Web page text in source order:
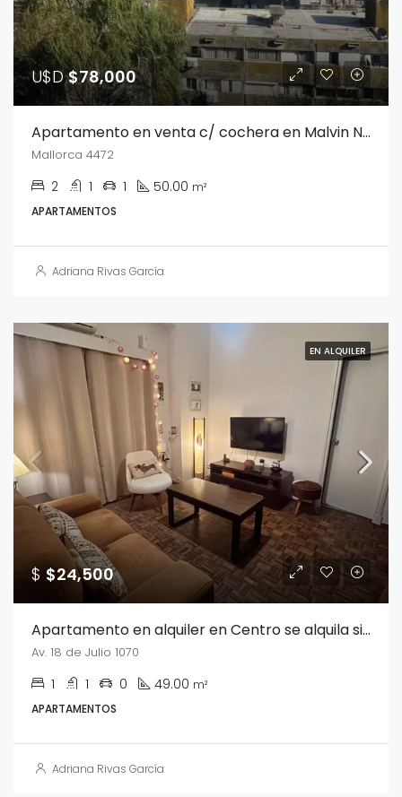
U$D$78,000
Apartamento en venta c/ cochera en Malvin Norte
Mallorca 4472
2 1 1 50.00 m²
APARTAMENTOS
Adriana Rivas García
EN ALQUILER
$ $24,500
Apartamento en alquiler en Centro se alquila sin muebles
Av. 18 de Julio 1070
1 1 0 49.00 m²
APARTAMENTOS
Adriana Rivas García